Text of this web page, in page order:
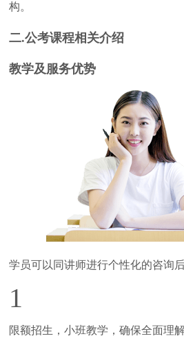
构。
二.公考课程相关介绍
教学及服务优势
学员可以同讲师进行个性化的咨询
1
限额招生，小班教学，确保全面理